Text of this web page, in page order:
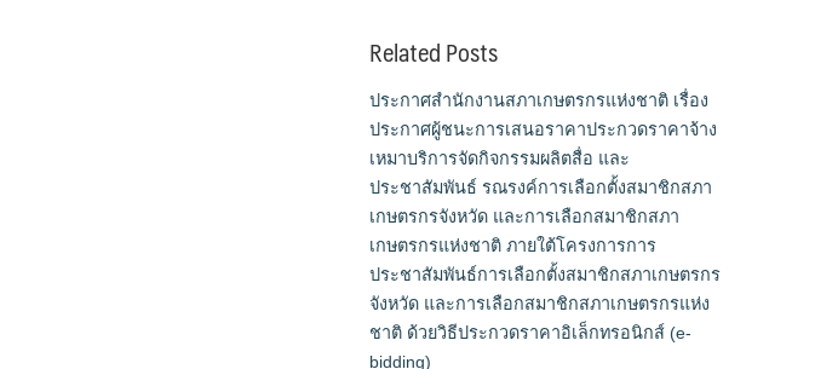
Related Posts
ประกาศสำนักงานสภาเกษตรกรแห่งชาติ เรื่อง
ประกาศผู้ชนะการเสนอราคาประกวดราคาจ้าง
เหมาบริการจัดกิจกรรมผลิตสื่อ และ
ประชาสัมพันธ์ รณรงค์การเลือกตั้งสมาชิกสภา
เกษตรกรจังหวัด และการเลือกสมาชิกสภา
เกษตรกรแห่งชาติ ภายใต้โครงการการ
ประชาสัมพันธ์การเลือกตั้งสมาชิกสภาเกษตรกร
จังหวัด และการเลือกสมาชิกสภาเกษตรกรแห่ง
ชาติ ด้วยวิธีประกวดราคาอิเล็กทรอนิกส์ (e-
bidding)